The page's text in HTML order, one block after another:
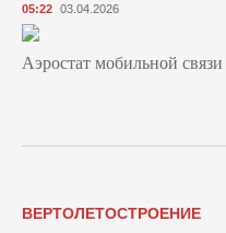
05:22 03.04.2026
Аэростат мобильной связи
ВЕРТОЛЕТОСТРОЕНИЕ